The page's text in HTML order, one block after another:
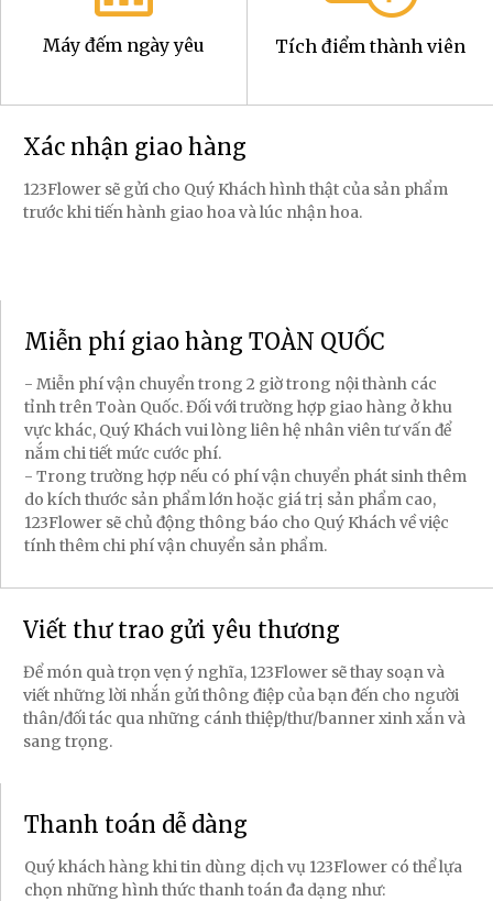
Máy đếm ngày yêu Tích điểm thành viên
Xác nhận giao hàng
123Flower sẽ gửi cho Quý Khách hình thật của sản phẩm
trước khi tiến hành giao hoa và lúc nhận hoa.
Miễn phí giao hàng TOÀN QUỐC
- Miễn phí vận chuyển trong 2 giờ trong nội thành các
tỉnh trên Toàn Quốc. Đối với trường hợp giao hàng ở khu
vực khác, Quý Khách vui lòng liên hệ nhân viên tư vấn để
nắm chi tiết mức cước phí.
- Trong trường hợp nếu có phí vận chuyển phát sinh thêm
do kích thước sản phẩm lớn hoặc giá trị sản phẩm cao,
123Flower sẽ chủ động thông báo cho Quý Khách về việc
tính thêm chi phí vận chuyển sản phẩm.
Viết thư trao gửi yêu thương
Để món quà trọn vẹn ý nghĩa, 123Flower sẽ thay soạn và
viết những lời nhắn gửi thông điệp của bạn đến cho người
thân/đối tác qua những cánh thiệp/thư/banner xinh xắn và
sang trọng.
Thanh toán dễ dàng
Quý khách hàng khi tin dùng dịch vụ 123Flower có thể lựa
chọn những hình thức thanh toán đa dạng như: